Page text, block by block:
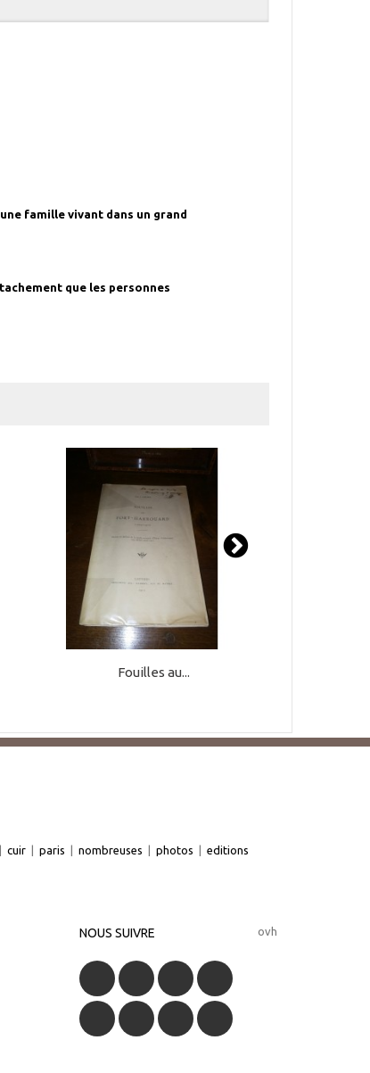
famille vivant dans un grand
que les personnes
Fouilles au...
| cuir | paris | nombreuses | photos | editions
NOUS SUIVRE ovh